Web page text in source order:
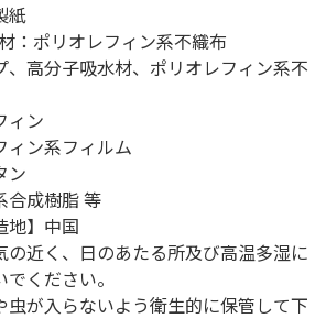
紙
：ポリオレフィン系不織布
、高分子吸水材、ポリオレフィン系不
ィン
ィン系フィルム
ン
合成樹脂 等
地】中国
の近く、日のあたる所及び高温多湿に
ください。
虫が入らないよう衛生的に保管して下